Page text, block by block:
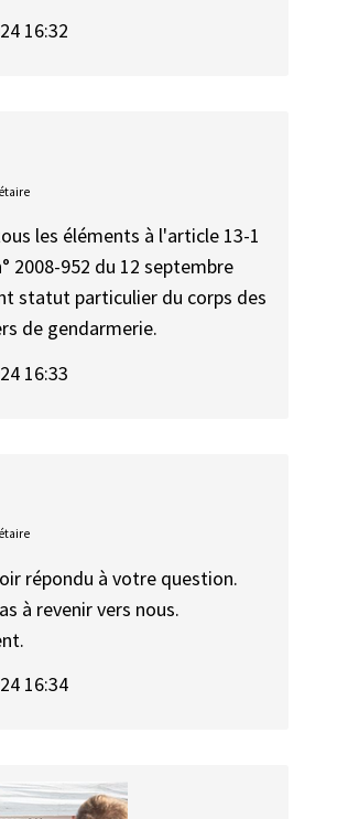
16:32
les éléments à l'article 13-1
2008-952 du 12 septembre
statut particulier du corps des
de gendarmerie.
16:33
répondu à votre question.
à revenir vers nous.
16:34